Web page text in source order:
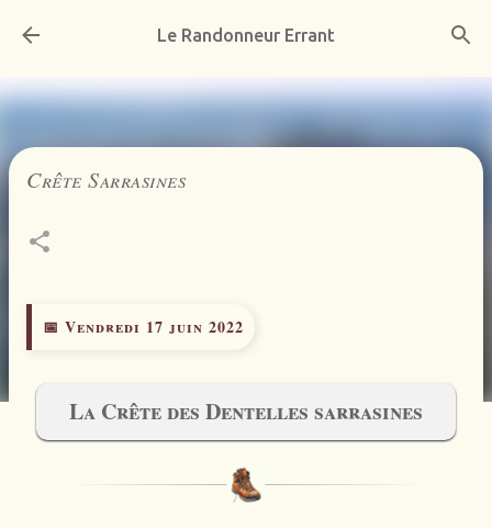
Accéder au contenu principal
Le Randonneur Errant
Crête Sarrasines
📅 Vendredi 17 juin 2022
La Crête des Dentelles sarrasines